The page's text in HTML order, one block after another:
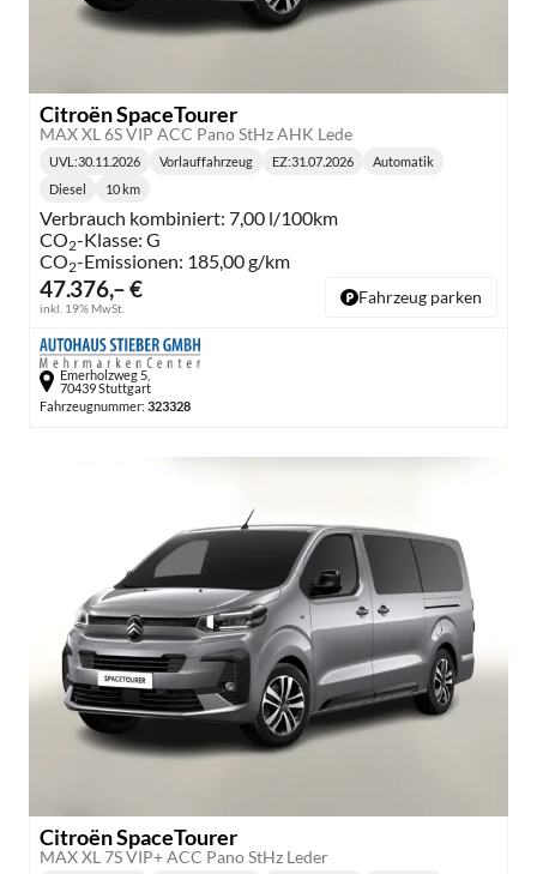
Citroën SpaceTourer
MAX XL 6S VIP ACC Pano StHz AHK Lede
47.376,– €
inkl. 19% MwSt.
Lieferzeit:
UVL :30.11.2026 Vorlauffahrzeug EZ:31.07.2026
Getriebe:
Automatik
Kraftstoff:
Diesel
Kilometerstand:
10 km
Verbrauch kombiniert: 7,00 l/100km
CO2-Klasse: G
CO2-Emissionen: 185,00 g/km
Fahrzeug parken
Emerholzweg 5,
70439 Stuttgart
Fahrzeugnummer: 323328
Citroën SpaceTourer
MAX XL 7S VIP+ ACC Pano StHz Leder